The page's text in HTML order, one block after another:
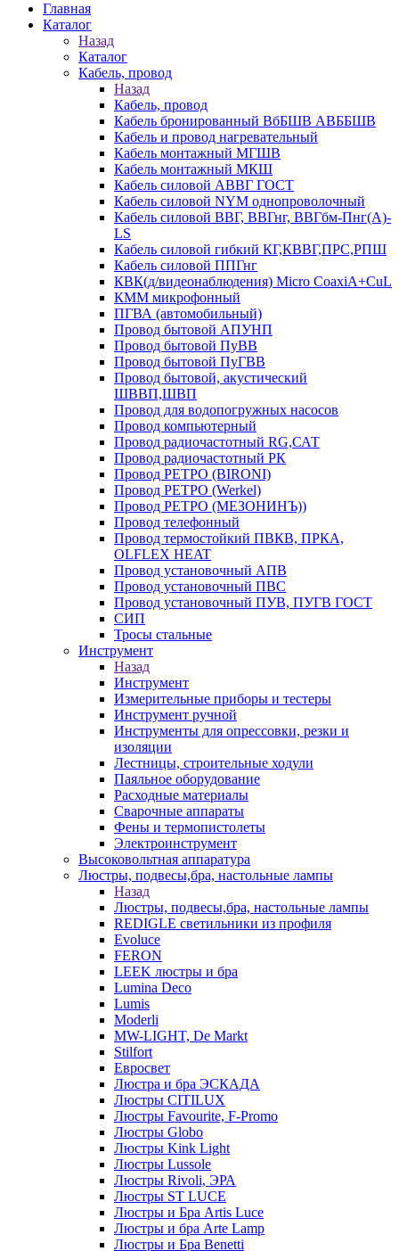
Главная
Каталог
Назад
Каталог
Кабель, провод
Назад
Кабель, провод
Кабель бронированный ВбБШВ АВББШВ
Кабель и провод нагревательный
Кабель монтажный МГШВ
Кабель монтажный МКШ
Кабель силовой АВВГ ГОСТ
Кабель силовой NYM однопроволочный
Кабель силовой ВВГ, ВВГнг, ВВГбм-Пнг(А)-
LS
Кабель силовой гибкий КГ,КВВГ,ПРС,РПШ
Кабель силовой ППГнг
КВК(д/видеонаблюдения) Micro CoaxiA+CuL
КММ микрофонный
ПГВА (автомобильный)
Провод бытовой АПУНП
Провод бытовой ПуВВ
Провод бытовой ПуГВВ
Провод бытовой, акустический
ШВВП,ШВП
Провод для водопогружных насосов
Провод компьютерный
Провод радиочастотный RG,САТ
Провод радиочастотный РК
Провод РЕТРО (BIRONI)
Провод РЕТРО (Werkel)
Провод РЕТРО (МЕЗОНИНЪ))
Провод телефонный
Провод термостойкий ПВКВ, ПРКА,
OLFLEX HEAT
Провод установочный АПВ
Провод установочный ПВС
Провод установочный ПУВ, ПУГВ ГОСТ
СИП
Тросы стальные
Инструмент
Назад
Инструмент
Измерительные приборы и тестеры
Инструмент ручной
Инструменты для опрессовки, резки и
изоляции
Лестницы, строительные ходули
Паяльное оборудование
Расходные материалы
Сварочные аппараты
Фены и термопистолеты
Электроинструмент
Высоковольтная аппаратура
Люстры, подвесы,бра, настольные лампы
Назад
Люстры, подвесы,бра, настольные лампы
REDIGLE светильники из профиля
Evoluce
FERON
LEEK люстры и бра
Lumina Deco
Lumis
Moderli
MW-LIGHT, De Markt
Stilfort
Евросвет
Люстра и бра ЭСКАДА
Люстры CITILUX
Люстры Favourite, F-Promo
Люстры Globo
Люстры Kink Light
Люстры Lussole
Люстры Rivoli, ЭРА
Люстры ST LUCE
Люстры и Бра Artis Luce
Люстры и бра Arte Lamp
Люстры и Бра Benetti